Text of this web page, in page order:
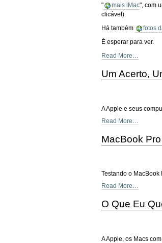
"
mais iMac", com
clicável)
Há também
fotos
É esperar para ver.
Read More…
Um Acerto,
A Apple e seus
Read More…
MacBook
Testando o MacBook
Read More…
O Que Eu
A Apple, os Macs